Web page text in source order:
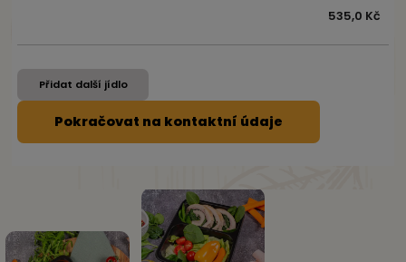
535,0 Kč
Přidat další jídlo
Pokračovat na kontaktní údaje